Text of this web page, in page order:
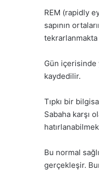
REM (rapidly
sapının
Gün içerisinde
kaydedilir.
Tıpkı bir
Sabaha karşı
Bu normal
gerçekleşir.